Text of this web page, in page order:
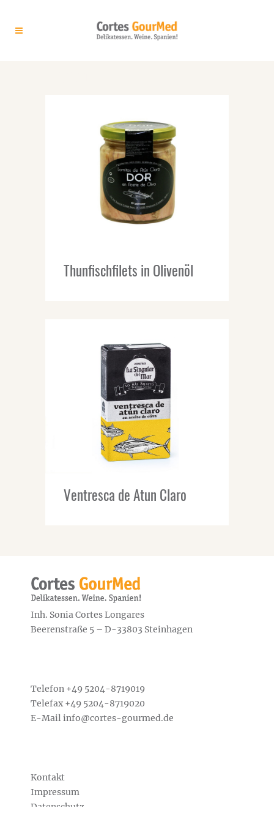
Thunfischfilets in Olivenöl
Ventresca de Atun Claro
Inh. Sonia Cortes Longares
Beerenstraße 5 – D-33803 Steinhagen
Telefon +49 5204-8719019
Telefax +49 5204-8719020
E-Mailinfo@cortes-gourmed.de
Kontakt
Impressum
Datenschutz